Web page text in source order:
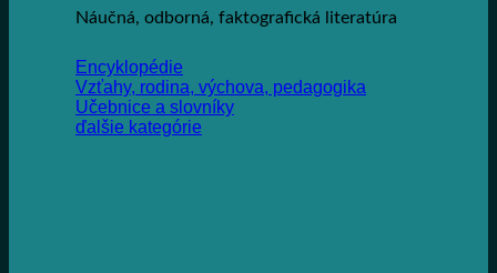
Náučná, odborná, faktografická literatúra
Encyklopédie
Vzťahy, rodina, výchova, pedagogika
Učebnice a slovníky
ďalšie kategórie